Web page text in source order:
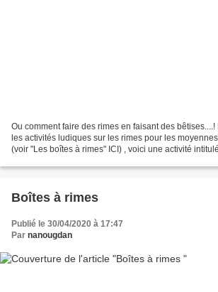
Ou comment faire des rimes en faisant des
les activités ludiques sur les rimes pour les
(voir "Les boîtes à rimes" ICI) , voici une activité
Boîtes à rimes
Publié le 30/04/2020 à 17:47
Par nanougdan